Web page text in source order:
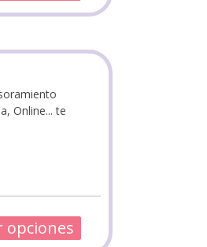
Online... te
opciones